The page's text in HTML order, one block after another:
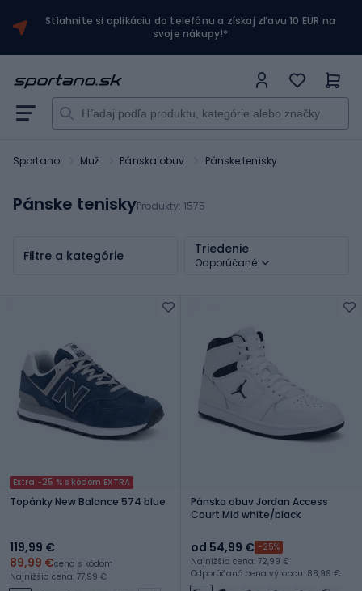
Stiahnite si aplikáciu do telefónu a získaj zľavu 10 EUR na
svoje nákupy!*
Sportano Muž Pánska obuv Pánske tenisky
Pánske teniskyProdukty: 1575
Filtre a kategórie Triedenie
Odporúčané
Extra -25 % s kódom EXTRA
Topánky New Balance 574 blue
119,99 €
89,99 €cena s kódom
Najnižšia cena: 77,99 €
Pánska obuv Jordan Access
Court Mid white/black
od 54,99 € -25%
Najnižšia cena: 72,99 €
Odporúčaná cena výrobcu: 88,99 €